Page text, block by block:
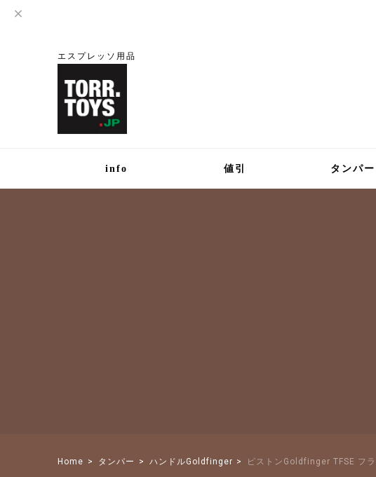
エスプレッソ用品
info 値引 タンパー
Home タンパー ハンドルGoldfinger ピストンGoldfinger TFSE フ